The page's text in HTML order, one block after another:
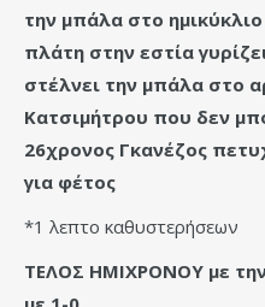
την μπάλα στο
πλάτη στην εστία
στέλνει την μπάλα στο
Κατσιμήτρου που δεν
26χρονος Γκανέζος
για φέτος
*1 λεπτο καθυστερήσεων
ΤΕΛΟΣ ΗΜΙΧΡΟΝΟΥ με